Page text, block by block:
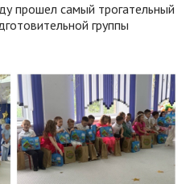
прошел самый трогательный
группы